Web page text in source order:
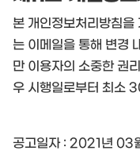
본 개인정보처리방침
는 이메일을 통해 변경
만 이용자의 소중한 권
우 시행일로부터 최소
공고일자 : 2021년 03